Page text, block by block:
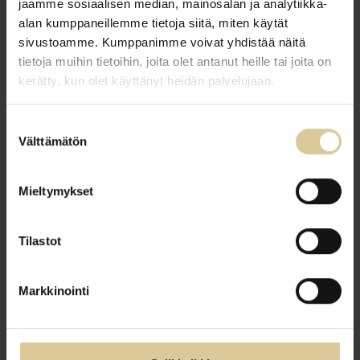
jaamme sosiaalisen median, mainosalan ja analytiikka-
alan kumppaneillemme tietoja siitä, miten käytät
sivustoamme. Kumppanimme voivat yhdistää näitä
tietoja muihin tietoihin, joita olet antanut heille tai joita on
kerätty, kun olet käyttänyt heidän palvelujaan.
valinta
Välttämätön
Mieltymykset
Tilastot
Markkinointi
Asiakkaalle: johdonmukainen palvelu
ja pitävät lupaukset
Tieto säilyy palveluketjussa, päätökset
oikealta ihmiseltä, hänen asiansa etenee myös
Organisaatiolle ja omistajalle:
Yhteinen tapa havaita, päättää, toteuttaa ja